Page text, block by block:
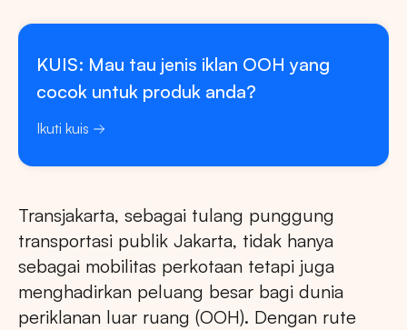
KUIS: Mau tau jenis iklan OOH yang
cocok untuk produk anda?
Ikuti kuis
Transjakarta, sebagai tulang punggung
transportasi publik Jakarta, tidak hanya
sebagai mobilitas perkotaan tetapi juga
menghadirkan peluang besar bagi dunia
periklanan luar ruang (OOH). Dengan rute